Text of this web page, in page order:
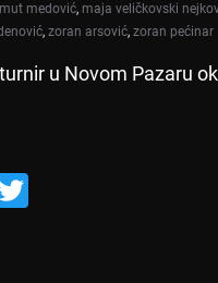
medović, maja veličkovski
, zoran arsović, zoran pećinar
u Novom Pazaru